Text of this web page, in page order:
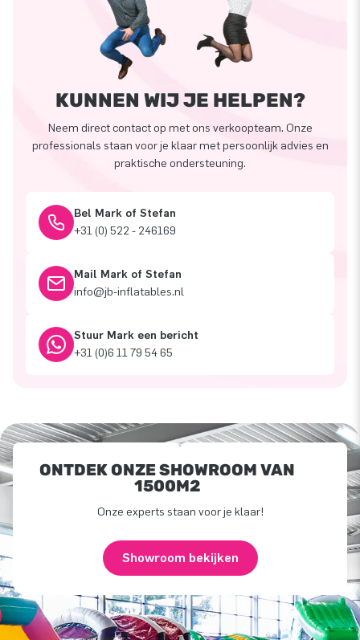
KUNNEN WIJ JE HELPEN?
Neem direct contact op met ons verkoopteam. Onze
professionals staan voor je klaar met persoonlijk advies en
praktische ondersteuning.
Bel Mark of Stefan
+31 (0) 522 - 246169
Mail Mark of Stefan
info@jb-inflatables.nl
Stuur Mark een bericht
+31 (0)6 11 79 54 65
ONTDEK ONZE SHOWROOM VAN
1500M2
Onze experts staan voor je klaar!
Showroom bekijken